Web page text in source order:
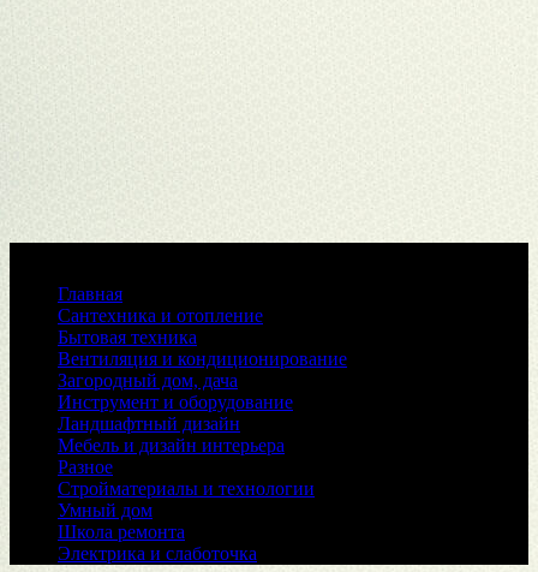
Главная
Сантехника и отопление
Бытовая техника
Вентиляция и кондиционирование
Загородный дом, дача
Инструмент и оборудование
Ландшафтный дизайн
Мебель и дизайн интерьера
Разное
Стройматериалы и технологии
Умный дом
Школа ремонта
Электрика и слаботочка